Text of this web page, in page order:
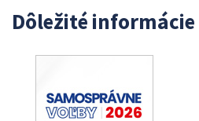
Dôležité informácie